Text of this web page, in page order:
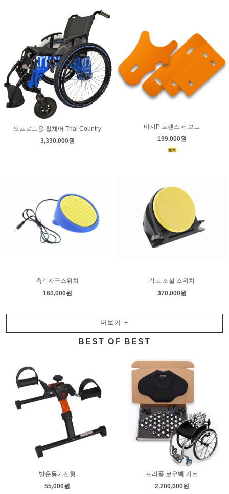
오프로드용 휠체어 Trial Country
3,330,000원
비지P 트랜스퍼 보드
199,000원
촉각자극스위치
160,000원
각도 조절 스위치
370,000원
더보기 +
BEST OF BEST
발운동기신형
55,000원
프리폼 로우백 키트
2,200,000원